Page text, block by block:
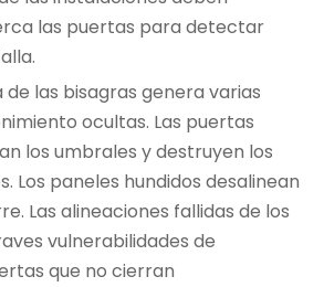
las puertas para detectar
de las bisagras genera varias
ocultas. Las puertas
los umbrales y destruyen los
Los paneles hundidos desalinean
Las alineaciones fallidas de los
vulnerabilidades de
que no cierran